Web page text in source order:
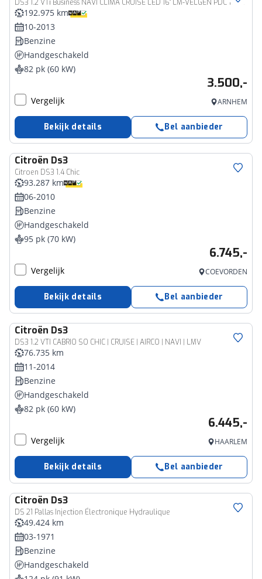
DS3 1.2 VTi Business NAVI CLIMA CRUISE LED 16" LM-VELGEN PDC 192DKM
192.975 km
10-2013
Benzine
Handgeschakeld
82 pk (60 kW)
3.500,-
Vergelijk ARNHEM
Bekijk details Bel aanbieder
Citroën Ds3
Citroen DS3 1.4 Chic
93.287 km
06-2010
Benzine
Handgeschakeld
95 pk (70 kW)
6.745,-
Vergelijk COEVORDEN
Bekijk details Bel aanbieder
Citroën Ds3
DS3 1.2 VTI CABRIO SO CHIC | CRUISE | AIRCO | NAVI | LMV
76.735 km
11-2014
Benzine
Handgeschakeld
82 pk (60 kW)
6.445,-
Vergelijk HAARLEM
Bekijk details Bel aanbieder
Citroën Ds3
DS 21 Pallas Injection Électronique Hydraulique
49.424 km
03-1971
Benzine
Handgeschakeld